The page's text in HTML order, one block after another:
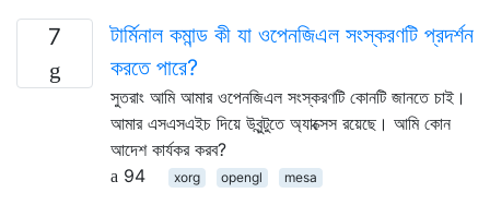
7
টার্মিনাল কমান্ড কী যা ওপেনজিএল সংস্করণটি প্রদর্শন
করতে পারে?
সুতরাং আমি আমার ওপেনজিএল সংস্করণটি কোনটি জানতে চাই।
আমার এসএসএইচ দিয়ে উবুন্টুতে অ্যাক্সেস রয়েছে। আমি কোন
আদেশ কার্যকর করব?
94
xorg opengl mesa